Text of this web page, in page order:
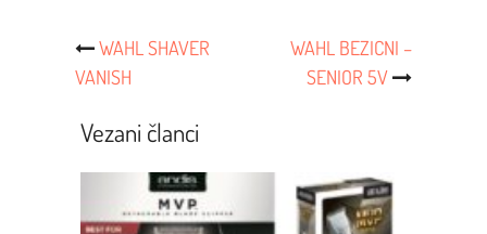
Post
Navigacija
WAHL SHAVER
VANISH
WAHL BEZICNI –
SENIOR 5V
Vezani članci